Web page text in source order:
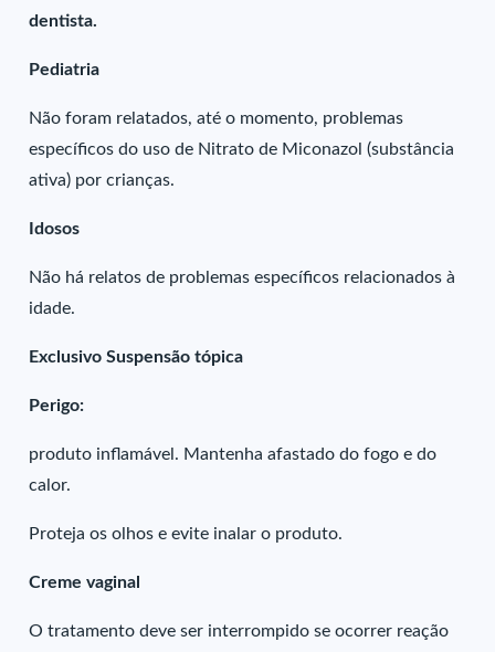
dentista.
Pediatria
Não foram relatados, até o momento, problemas
específicos do uso de Nitrato de Miconazol (substância
ativa) por crianças.
Idosos
Não há relatos de problemas específicos relacionados à
idade.
Exclusivo Suspensão tópica
Perigo:
produto inflamável. Mantenha afastado do fogo e do
calor.
Proteja os olhos e evite inalar o produto.
Creme vaginal
O tratamento deve ser interrompido se ocorrer reação